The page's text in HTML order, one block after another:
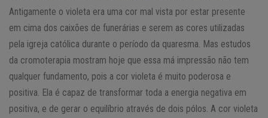
Antigamente o violeta era uma cor mal vista por estar presente
em cima dos caixões de funerárias e serem as cores utilizadas
pela igreja católica durante o período da quaresma. Mas estudos
da cromoterapia mostram hoje que essa má impressão não tem
qualquer fundamento, pois a cor violeta é muito poderosa e
positiva. Ela é capaz de transformar toda a energia negativa em
positiva, e de gerar o equilíbrio através de dois pólos. A cor violeta